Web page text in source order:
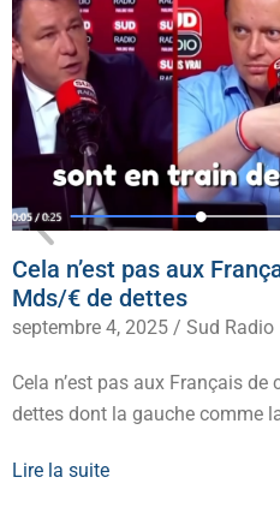
Cela n’est pas aux
Mds/€ de dettes
septembre 4, 2025 / Sud Radio
Cela n’est pas aux Français
dettes dont la gauche comme
Lire la suite